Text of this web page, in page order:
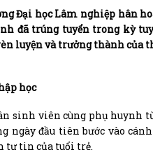
Đại học Lâm nghiệp hân
đã trúng tuyển trong kỳ
luyện và trưởng thành
học
sinh viên cùng phụ
ngày đầu tiên bước vào
tự tin của tuổi trẻ.